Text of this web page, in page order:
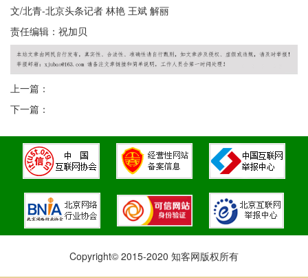
文/北青-北京头条记者 林艳 王斌 解丽
责任编辑：祝加贝
上一篇：
下一篇：
Copyright© 2015-2020 知客网版权所有